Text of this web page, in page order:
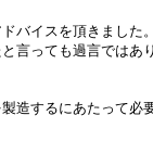
バイスを頂きました
言っても過言ではあ
造するにあたって必